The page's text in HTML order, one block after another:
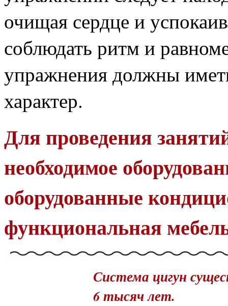
очищая сердце и
соблюдать ритм и
упражнения должны
характер.
Для проведения
необходимое
оборудованные
функциональная
Система цигун
6 тысяч лет.